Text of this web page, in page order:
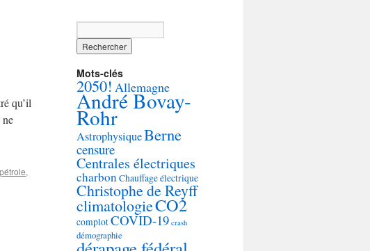
qu’il
pétrole,
Mots-clés
2050! Allemagne
André Bovay-
Rohr
AstrophysiqueBerne
censure
Centrales électriques
charbonChauffage électrique
Christophe de Reyff
climatologieCO2
complotCOVID-19 crash
démographie